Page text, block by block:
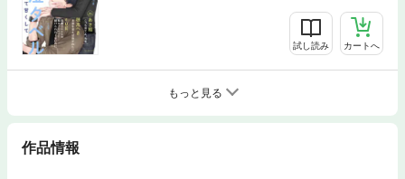
試し読み カートへ
もっと見る
作品情報